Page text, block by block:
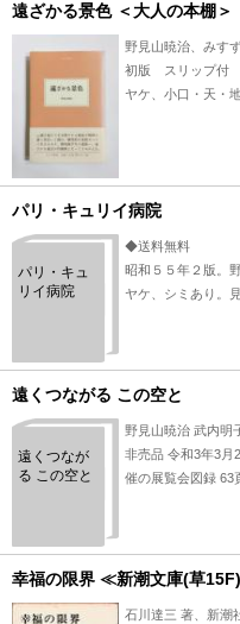
遠ざかる景色 ＜大人の本棚＞
野見山暁治、みす
初版 スリップ付
ヤケ、小口・天・
パリ・キュリイ病院
パリ・キュ
リイ病院
◆送料無料
昭和５５年２版
ヤケ、シミあり。
遠くつながる この空と
遠くつなが
る この空と
野見山暁治 武内明
非売品 令和3年3月
催の展覧会図録 63
幸福の限界 ≪新潮文庫(草
石川達三 著、新潮